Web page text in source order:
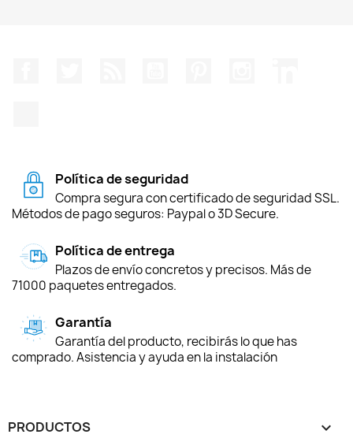
Política de seguridad
Compra segura con certificado de seguridad SSL.
Métodos de pago seguros: Paypal o 3D Secure.
Política de entrega
Plazos de envío concretos y precisos. Más de
71000 paquetes entregados.
Garantía
Garantía del producto, recibirás lo que has
comprado. Asistencia y ayuda en la instalación
PRODUCTOS 